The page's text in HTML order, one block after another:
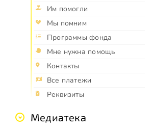
Им помогли
Мы помним
Программы фонда
Мне нужна помощь
Контакты
Все платежи
Реквизиты
Медиатека